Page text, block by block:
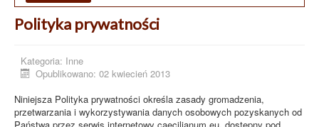
Polityka prywatności
Kategoria: Inne
Opublikowano: 02 kwiecień 2013
Niniejsza Polityka prywatności określa zasady gromadzenia,
przetwarzania i wykorzystywania danych osobowych pozyskanych od
Państwa przez serwis internetowy caecilianum.eu, dostępny pod